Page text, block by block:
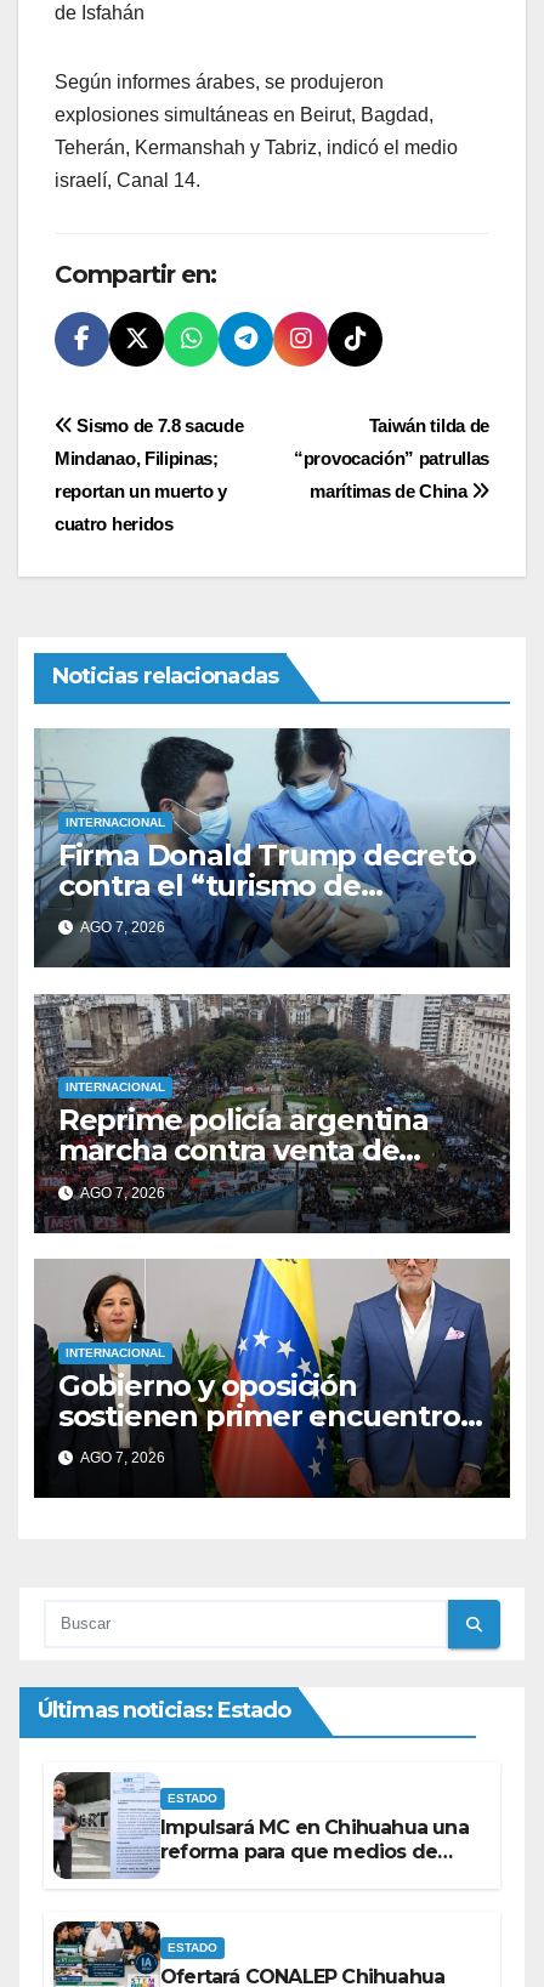
de Isfahán
Según informes árabes, se produjeron
explosiones simultáneas en Beirut, Bagdad,
Teherán, Kermanshah y Tabriz, indicó el medio
israelí, Canal 14.
Compartir en:
Navegación
de
entradas
Taiwán tilda de
“provocación” patrullas
marítimas de China
Sismo de 7.8 sacude
Mindanao, Filipinas;
reportan un muerto y
cuatro heridos
Noticias relacionadas
INTERNACIONAL
Firma Donald Trump decreto
contra el “turismo de
nacimiento”
AGO 7, 2026
INTERNACIONAL
Reprime policía argentina
marcha contra venta de
tierras a extranjeros
AGO 7, 2026
INTERNACIONAL
Gobierno y oposición
sostienen primer encuentro
en Venezuela
AGO 7, 2026
Últimas noticias: Estado
ESTADO
Impulsará MC en Chihuahua una
reforma para que medios de
ESTADO
Ofertará CONALEP Chihuahua